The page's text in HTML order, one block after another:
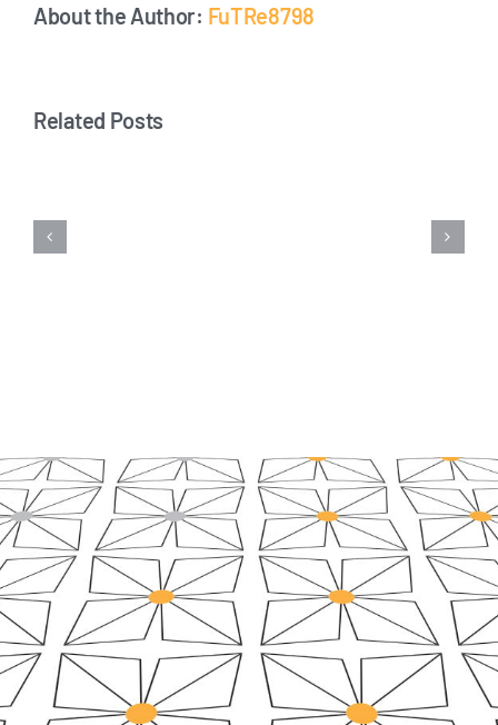
About the Author: FuTRe8798
Related Posts